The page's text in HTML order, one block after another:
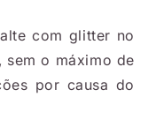
com glitter no
o máximo de
por causa do